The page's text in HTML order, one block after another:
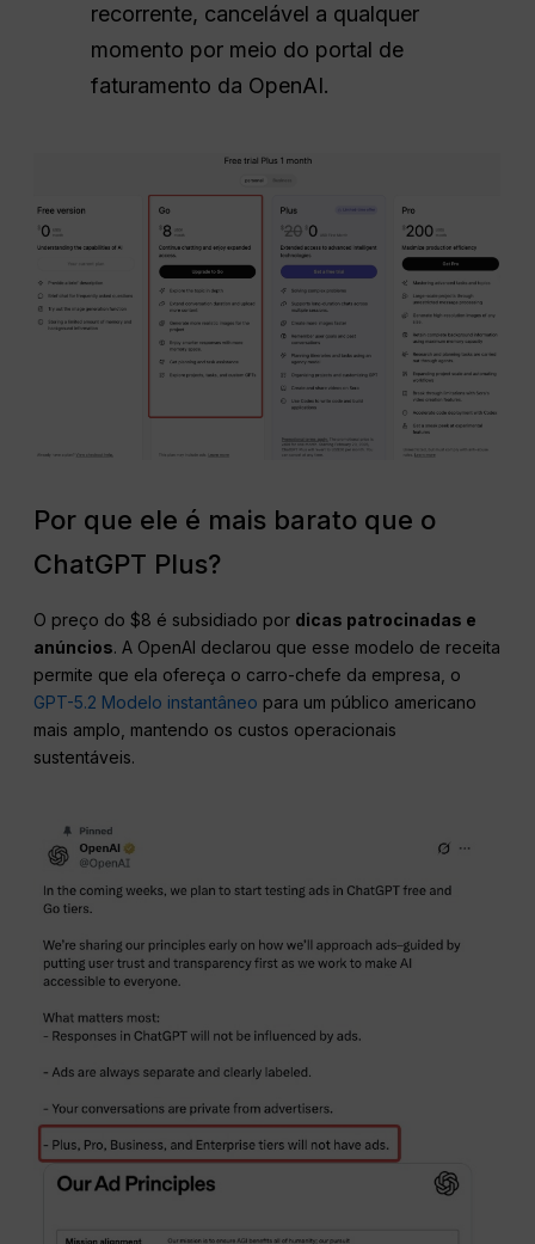
recorrente, cancelável a qualquer
momento por meio do portal de
faturamento da OpenAI.
Por que ele é mais barato que o
ChatGPT Plus?
O preço do $8 é subsidiado por dicas patrocinadas e
anúncios. A OpenAI declarou que esse modelo de receita
permite que ela ofereça o carro-chefe da empresa, o
GPT-5.2 Modelo instantâneo para um público americano
mais amplo, mantendo os custos operacionais
sustentáveis.